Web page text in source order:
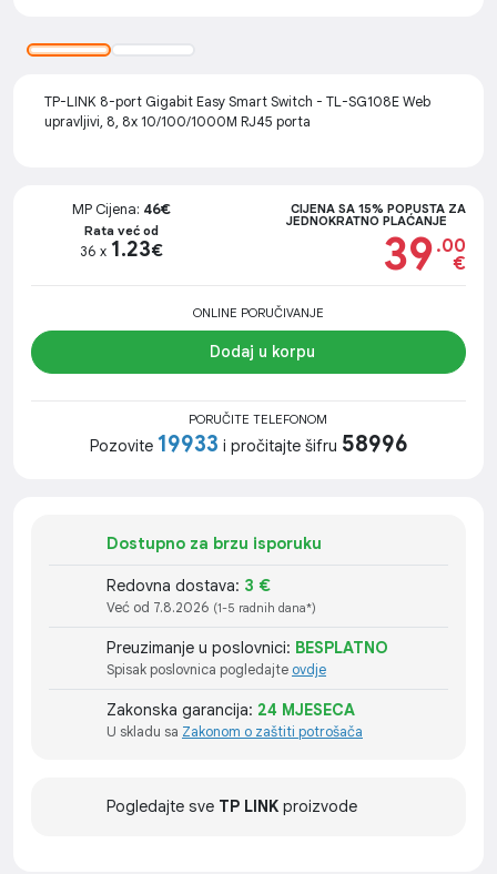
TP-LINK 8-port Gigabit Easy Smart Switch - TL-SG108E Web
upravljivi, 8, 8x 10/100/1000M RJ45 porta
MP Cijena: 46€
Rata već od
36 x 1.23€
CIJENA SA 15% POPUSTA ZA
JEDNOKRATNO PLAĆANJE
39 .00
€
ONLINE PORUČIVANJE
Dodaj u korpu
PORUČITE TELEFONOM
Pozovite 19933 i pročitajte šifru 58996
Dostupno za brzu isporuku
Redovna dostava: 3 €
Već od 7.8.2026 (1-5 radnih dana*)
Preuzimanje u poslovnici: BESPLATNO
Spisak poslovnica pogledajte ovdje
Zakonska garancija: 24 MJESECA
U skladu sa Zakonom o zaštiti potrošača
Pogledajte sve TP LINK proizvode